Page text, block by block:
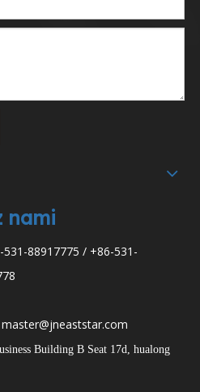
nami
88917775 / +86-531-
master@jneaststar.com
Building B Seat 17d, hualong